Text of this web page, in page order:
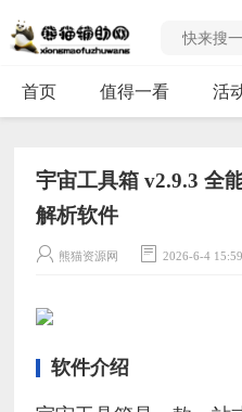
首页 值得一看 活
宇宙工具箱 v2.9.3 全
解析软件
熊猫资源网 2026-6-4 15:59
软件介绍